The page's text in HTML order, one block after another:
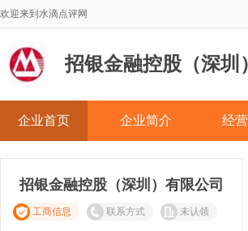
欢迎来到水滴点评网
招银金融控股（深圳
企业首页 企业简介 经
招银金融控股（深圳）有限公司
工商信息 联系方式 未认领